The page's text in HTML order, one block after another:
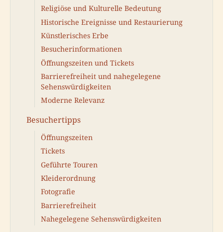
Religiöse und Kulturelle Bedeutung
Historische Ereignisse und Restaurierung
Künstlerisches Erbe
Besucherinformationen
Öffnungszeiten und Tickets
Barrierefreiheit und nahegelegene
Sehenswürdigkeiten
Moderne Relevanz
Besuchertipps
Öffnungszeiten
Tickets
Geführte Touren
Kleiderordnung
Fotografie
Barrierefreiheit
Nahegelegene Sehenswürdigkeiten